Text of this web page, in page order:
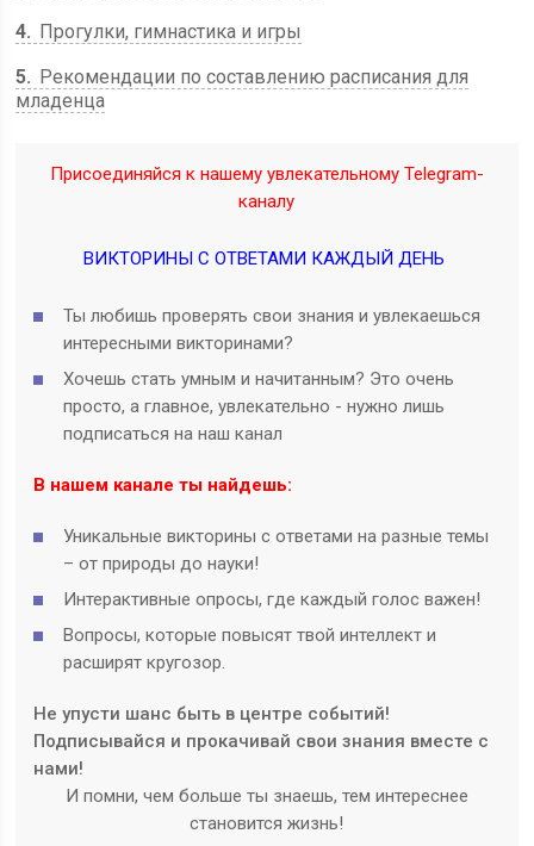
4
Прогулки, гимнастика и игры
5
Рекомендации по составлению расписания для
младенца
Присоединяйся к нашему увлекательному Telegram-
каналу
ВИКТОРИНЫ С ОТВЕТАМИ КАЖДЫЙ ДЕНЬ
Ты любишь проверять свои знания и увлекаешься
интересными викторинами?
Хочешь стать умным и начитанным? Это очень
просто, а главное, увлекательно - нужно лишь
подписаться на наш канал
В нашем канале ты найдешь:
Уникальные викторины с ответами на разные темы
– от природы до науки!
Интерактивные опросы, где каждый голос важен!
Вопросы, которые повысят твой интеллект и
расширят кругозор.
Не упусти шанс быть в центре событий!
Подписывайся и прокачивай свои знания вместе с
нами!
И помни, чем больше ты знаешь, тем интереснее
становится жизнь!